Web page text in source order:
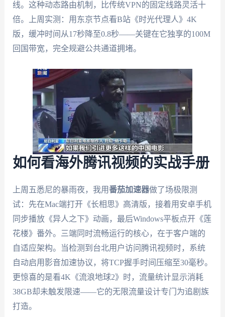
线。这种动态路由机制，比传统VPN的固定线路灵活十
倍。上周实测：用东京节点看B站《时光代理人》4K
版，缓冲时间从17秒降至0.8秒——关键在它独享的100M
回国带宽，完全规避公共通道拥堵。
如何看海外腾讯视频的实战手册
上周五悉尼的暴雨夜，我用番茄加速器做了场极限测
试：先在Mac端打开《长相思》高清版，接着用安卓手机
同步播放《异人之下》动画，最后Windows平板点开《莲
花楼》番外。三端同时流畅运行的核心，在于客户端的
自适应架构。当检测到台北用户访问腾讯视频时，系统
自动启用影音加速协议，将TCP握手时间压缩至30毫秒。
更惊喜的是看4K《流浪地球2》时，流量统计显示消耗
38GB却未触发限速——它的无限流量设计专门为追剧族
打造。